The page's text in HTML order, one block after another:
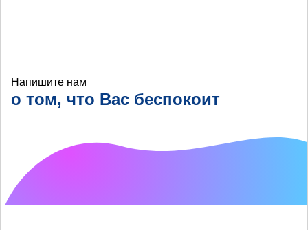
Напишите нам
о том, что Вас беспокоит